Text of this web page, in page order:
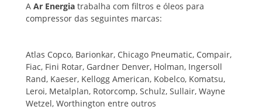
A Ar Energia trabalha com filtros e óleos para
compressor das seguintes marcas:
Atlas Copco, Barionkar, Chicago Pneumatic, Compair,
Fiac, Fini Rotar, Gardner Denver, Holman, Ingersoll
Rand, Kaeser, Kellogg American, Kobelco, Komatsu,
Leroi, Metalplan, Rotorcomp, Schulz, Sullair, Wayne
Wetzel, Worthington entre outros